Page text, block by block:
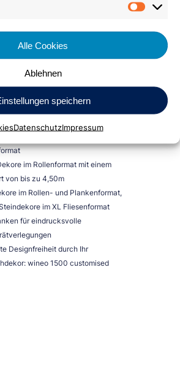
Alle Cookies
Ablehnen
speichern
DatenschutzImpressum
im privaten Wohnbereich,
1500 fusion: 16 verschiedene
von kühl bis warm
im Rollenformat mit einem
von bis zu 4,50m
im Rollen- und Plankenformat,
im XL Fliesenformat
für eindrucksvolle
Designfreiheit durch Ihr
wineo 1500 customised